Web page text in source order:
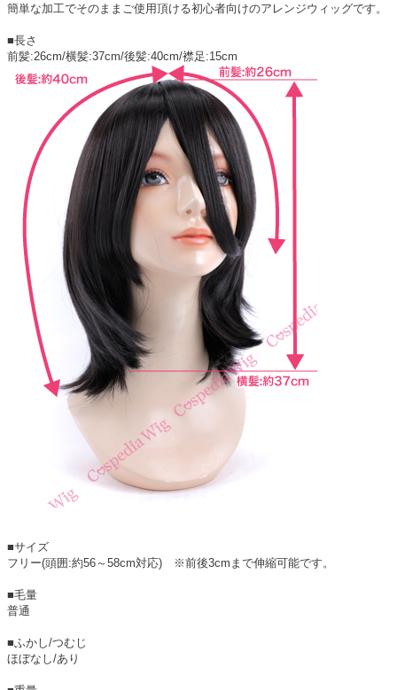
簡単な加工でそのままご使用頂ける初心者向けのアレンジウィッグです。
■長さ
前髪:26cm/横髪:37cm/後髪:40cm/襟足:15cm
■サイズ
フリー(頭囲:約56～58cm対応) ※前後3cmまで伸縮可能です。
■毛量
普通
■ふかし/つむじ
ほぼなし/あり